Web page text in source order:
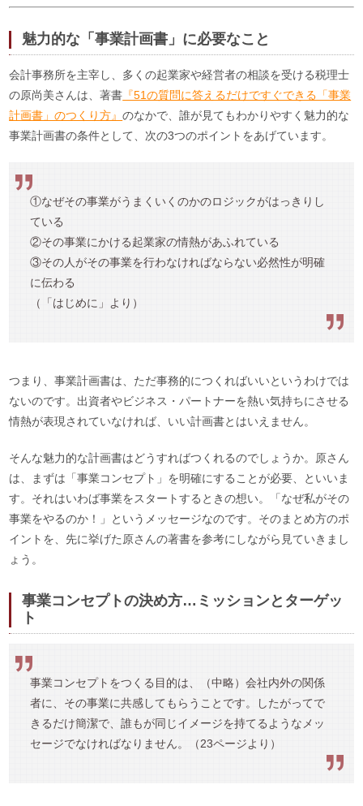
魅力的な「事業計画書」に必要なこと
会計事務所を主宰し、多くの起業家や経営者の相談を受ける税理士
の原尚美さんは、著書 『51の質問に答えるだけですぐできる「事業
計画書」のつくり方』のなかで、誰が見てもわかりやすく魅力的な
事業計画書の条件として、次の3つのポイントをあげています。
①なぜその事業がうまくいくのかのロジックがはっきりし
ている
②その事業にかける起業家の情熱があふれている
③その人がその事業を行わなければならない必然性が明確
に伝わる
（「はじめに」より）
つまり、事業計画書は、ただ事務的につくればいいというわけでは
ないのです。出資者やビジネス・パートナーを熱い気持ちにさせる
情熱が表現されていなければ、いい計画書とはいえません。
そんな魅力的な計画書はどうすればつくれるのでしょうか。原さん
は、まずは「事業コンセプト」を明確にすることが必要、といいま
す。それはいわば事業をスタートするときの想い。「なぜ私がその
事業をやるのか！」というメッセージなのです。そのまとめ方のポ
イントを、先に挙げた原さんの著書を参考にしながら見ていきまし
ょう。
事業コンセプトの決め方…ミッションとターゲッ
ト
事業コンセプトをつくる目的は、（中略）会社内外の関係
者に、その事業に共感してもらうことです。したがってで
きるだけ簡潔で、誰もが同じイメージを持てるようなメッ
セージでなければなりません。（23ページより）